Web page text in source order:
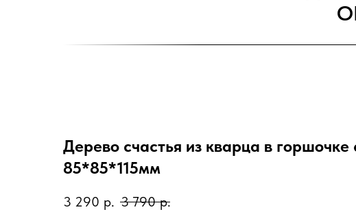
Дерево счастья из кварца в горшочке
85*85*115мм
3 290 р. 3 790 р.